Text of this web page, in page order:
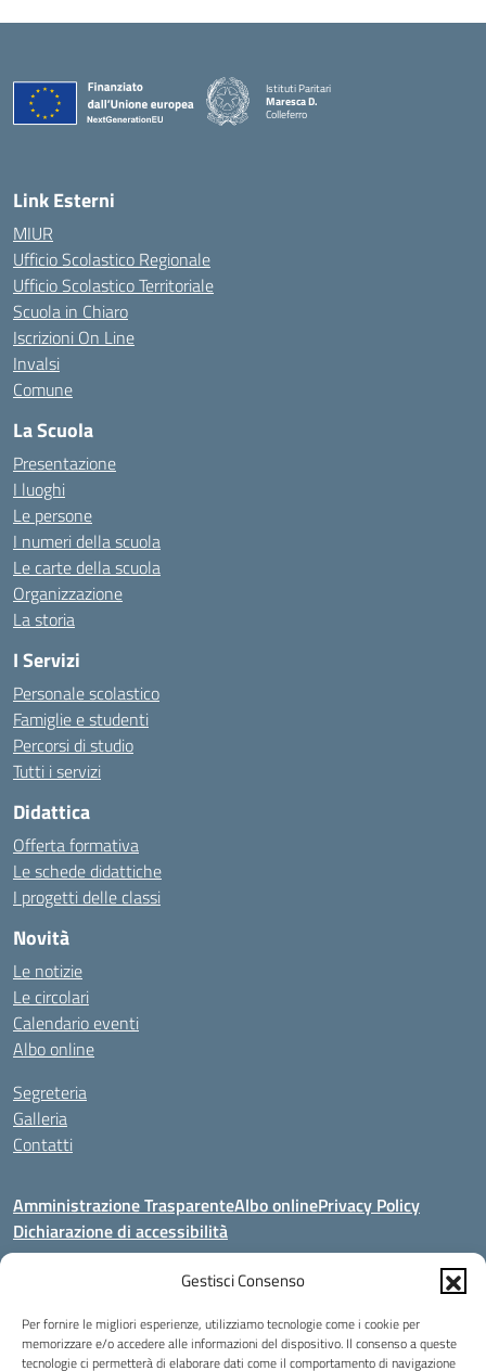
Gestisci Consenso
Per fornire le migliori esperienze, utilizziamo tecnologie come i cookie per
memorizzare e/o accedere alle informazioni del dispositivo. Il consenso a queste
tecnologie ci permetterà di elaborare dati come il comportamento di navigazione
Istituti Paritari
Maresca D.
Colleferro
Link Esterni
MIUR
Ufficio Scolastico Regionale
Ufficio Scolastico Territoriale
Scuola in Chiaro
Iscrizioni On Line
Invalsi
Comune
La Scuola
Presentazione
I luoghi
Le persone
I numeri della scuola
Le carte della scuola
Organizzazione
La storia
I Servizi
Personale scolastico
Famiglie e studenti
Percorsi di studio
Tutti i servizi
Didattica
Offerta formativa
Le schede didattiche
I progetti delle classi
Novità
Le notizie
Le circolari
Calendario eventi
Albo online
Segreteria
Galleria
Contatti
Amministrazione TrasparenteAlbo onlinePrivacy Policy
Dichiarazione di accessibilità
Indirizzo:V. Artigianato, 2a, 00034 COLLEFERRO (RM)
Centralino:069702212 - 3883643664 - 3318089017